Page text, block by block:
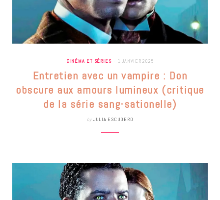
CINÉMA ET SÉRIES 1 JANVIER 2025
Entretien avec un vampire : Don
obscure aux amours lumineux (critique
de la série sang-sationelle)
by JULIA ESCUDERO